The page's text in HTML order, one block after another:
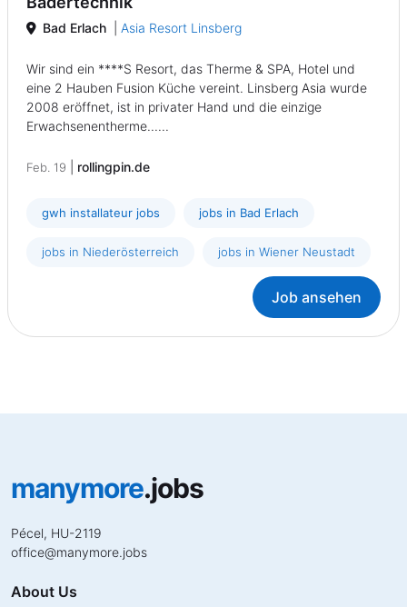
Bad Erlach Asia Resort Linsberg
Wir sind ein ****S Resort, das Therme & SPA, Hotel und
eine 2 Hauben Fusion Küche vereint. Linsberg Asia wurde
2008 eröffnet, ist in privater Hand und die einzige
Erwachsenentherme......
Feb. 19 rollingpin.de
gwh installateur jobs jobs in Bad Erlach
jobs in Niederösterreich jobs in Wiener Neustadt
Job ansehen
manymore.jobs
Pécel, HU-2119
office@manymore.jobs
About Us